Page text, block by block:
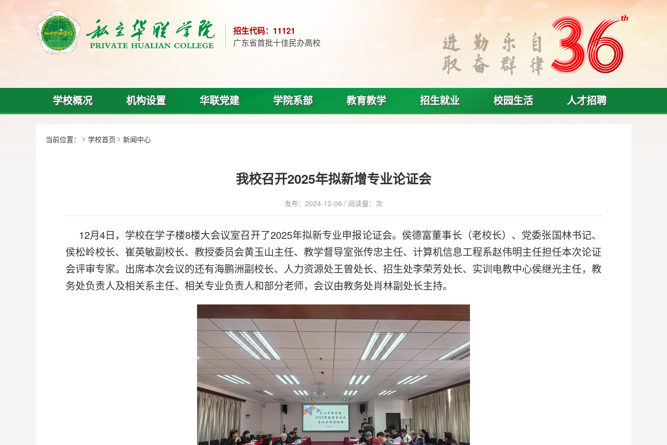
招生代码：11121
广东省首批十佳民办高校
学校概况 机构设置 华联党建 学院系部 教育教学 招生就业 校园生活 人才招聘
当前位置： 学校首页 新闻中心
我校召开2025年拟新增专业论证会
发布：2024-12-06 / 阅读量： 次
12月4日，学校在学子楼8楼大会议室召开了2025年拟新专业申报论证会。侯德富董事长（老校长）、党委张国林书记、
侯松岭校长、崔英敏副校长、教授委员会黄玉山主任、教学督导室张传忠主任、计算机信息工程系赵伟明主任担任本次论证
会评审专家。出席本次会议的还有海鹏洲副校长、人力资源处王曾处长、招生处李荣芳处长、实训电教中心侯继光主任，教
务处负责人及相关系主任、相关专业负责人和部分老师，会议由教务处肖林副处长主持。